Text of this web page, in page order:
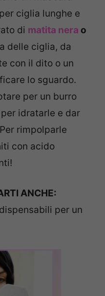
ciglia lunghe e
di matita nera o
delle ciglia, da
con il dito o un
lo sguardo.
per un burro
idratarle e dar
rimpolparle
con acido
ANCHE:
per un